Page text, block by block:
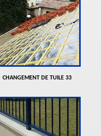
CHANGEMENT DE TUILE 33